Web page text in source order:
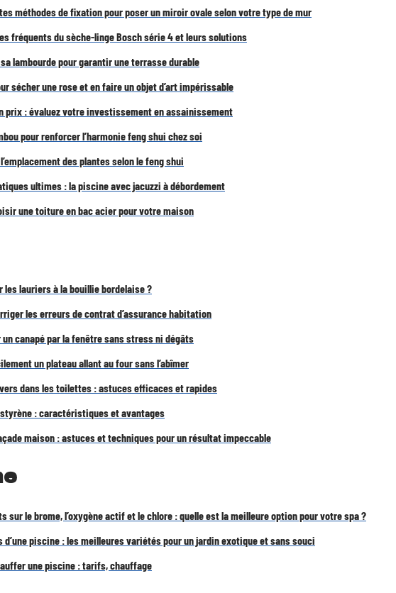
méthodes de fixation pour poser un miroir ovale selon votre type de mur
fréquents du sèche-linge Bosch série 4 et leurs solutions
lambourde pour garantir une terrasse durable
sécher une rose et en faire un objet d’art impérissable
prix : évaluez votre investissement en assainissement
pour renforcer l’harmonie feng shui chez soi
des plantes selon le feng shui
ultimes : la piscine avec jacuzzi à débordement
une toiture en bac acier pour votre maison
les lauriers à la bouillie bordelaise ?
les erreurs de contrat d’assurance habitation
canapé par la fenêtre sans stress ni dégâts
un plateau allant au four sans l’abîmer
dans les toilettes : astuces efficaces et rapides
: caractéristiques et avantages
maison : astuces et techniques pour un résultat impeccable
sur le brome, l’oxygène actif et le chlore : quelle est la meilleure option pour votre spa ?
d’une piscine : les meilleures variétés pour un jardin exotique et sans souci
une piscine : tarifs, chauffage